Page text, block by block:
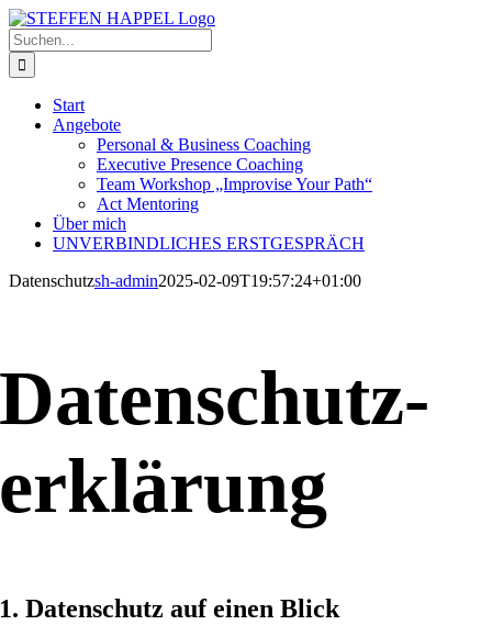
Zum
Inhalt
springen
Suche
nach:
Start
Angebote
Personal & Business Coaching
Executive Presence Coaching
Team Workshop „Improvise Your Path“
Act Mentoring
Über mich
UNVERBINDLICHES ERSTGESPRÄCH
Datenschutzsh-admin2025-02-09T19:57:24+01:00
Datenschutz­
erklärung
1. Datenschutz auf einen Blick